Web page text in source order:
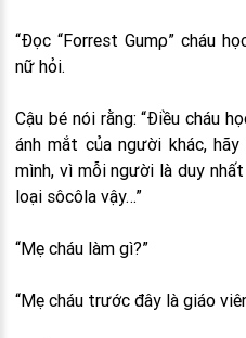
“Đọc “Forrest Gumρ” cháu
nữ hỏi.
Cậu bé nói rằng: “Điều cháu
ánh mắt của người khác,
mình, vì mỗi người là duy
loại sôcôla vậy…”
“Mẹ cháu làm gì?”
“Mẹ cháu trước đây là giáo